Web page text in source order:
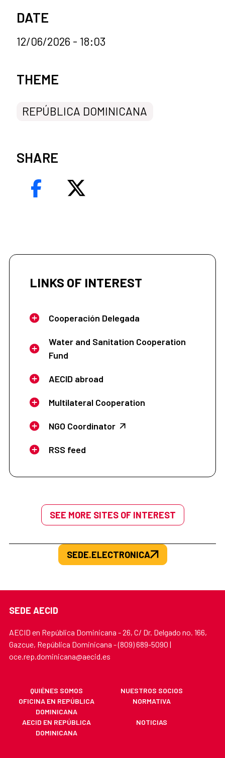
DATE
12/06/2026 - 18:03
News categories
THEME
REPÚBLICA DOMINICANA
SHARE
LINKS OF INTEREST
Cooperación Delegada
Water and Sanitation Cooperation
Fund
AECID abroad
Multilateral Cooperation
NGO Coordinator
RSS feed
SEE MORE SITES OF INTEREST
SEDE.ELECTRONICA
SEDE AECID
AECID en República Dominicana - 26, C/ Dr. Delgado no. 166,
Gazcue, República Dominicana - (809) 689-5090 |
oce.rep.dominicana@aecid.es
QUIÉNES SOMOS
NUESTROS SOCIOS
OFICINA EN REPÚBLICA
DOMINICANA
NORMATIVA
AECID EN REPÚBLICA
DOMINICANA
NOTICIAS